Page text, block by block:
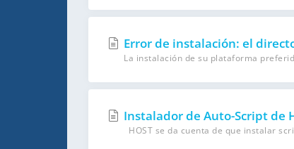
Error de instalación: el
La instalación de su plataforma
Instalador de Auto-Script de
HOST se da cuenta de que instalar